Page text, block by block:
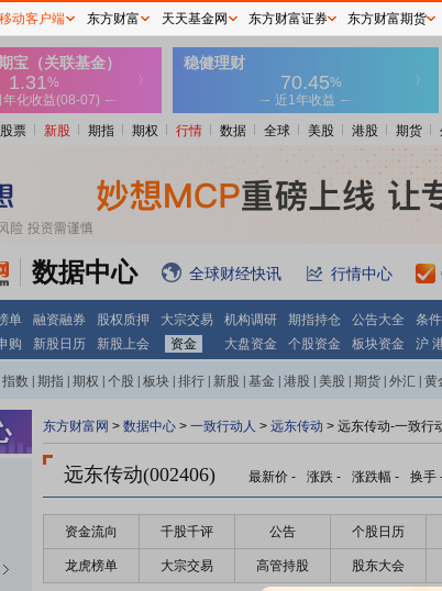
股票 新股 期指 期权 行情 数据 全球 美股 港股 期货
数据中心 全球财经快讯 行情中心
单 融资融券 股权质押 大宗交易 机构调研 期指持仓 公告大全 条
购 新股日历 新股上会 资金 大盘资金 个股资金 板块资金 沪
指数 期指 期权 个股 板块 排行 新股 基金 港股 美股 期货 外汇 黄
东方财富网 > 数据中心 > 一致行动人 > 远东传动 > 远东传动-一致行
远东传动(002406) 最新价 - 涨跌 - 涨跌幅 - 换手
资金流向 千股千评 公告 个股日历
龙虎榜单 大宗交易 高管持股 股东大会
移动客户端 东方财富 天天基金网 东方财富证券 东方财富期货